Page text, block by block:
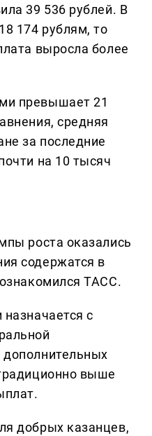
39 536 рублей. В
174 рублям, то
выросла более
превышает 21
средняя
за последние
на 10 тысяч
роста оказались
содержатся в
ТАСС.
назначается с
выше
добрых казанцев,